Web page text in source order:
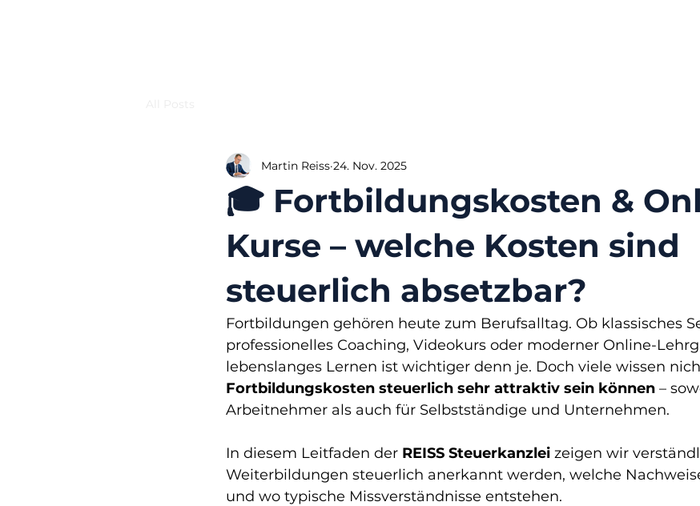
🎓 Fortbildungskosten &
Kurse – welche Kosten sind
steuerlich absetzbar?
Martin Reiss 24. Nov. 2025
Fortbildungen gehören heute zum Berufsalltag. Ob klassisches
professionelles Coaching, Videokurs oder moderner Online-
lebenslanges Lernen ist wichtiger denn je. Doch viele wissen
Fortbildungskosten steuerlich sehr attraktiv sein können –
Arbeitnehmer als auch für Selbstständige und Unternehmen.
In diesem Leitfaden der REISS Steuerkanzlei zeigen wir
Weiterbildungen steuerlich anerkannt werden, welche
und wo typische Missverständnisse entstehen.